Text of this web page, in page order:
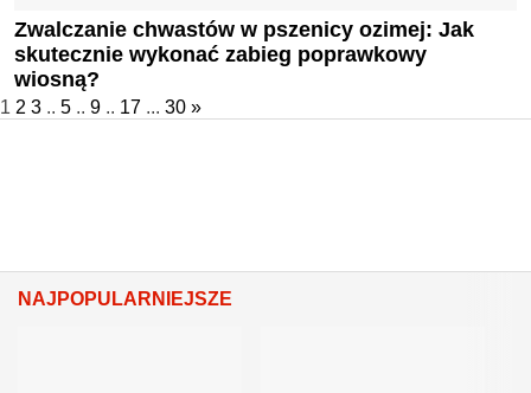
Zwalczanie chwastów w pszenicy ozimej: Jak
skutecznie wykonać zabieg poprawkowy
wiosną?
1 2 3 .. 5 .. 9 .. 17 ... 30 »
NAJPOPULARNIEJSZE